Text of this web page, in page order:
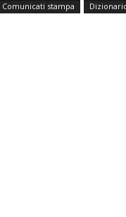
Comunicati stampa